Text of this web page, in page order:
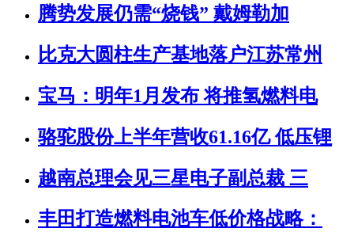
腾势发展仍需“烧钱” 戴姆勒加
比克大圆柱生产基地落户江苏常州
宝马：明年1月发布 将推氢燃料电
骆驼股份上半年营收61.16亿 低压锂
越南总理会见三星电子副总裁 三
丰田打造燃料电池车低价格战略：